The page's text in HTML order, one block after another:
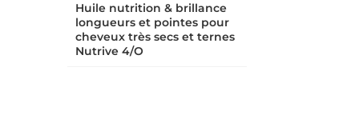
Huile nutrition & brillance
longueurs et pointes pour
cheveux très secs et ternes
Nutrive 4/O